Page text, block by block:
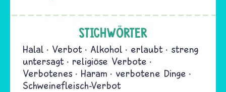
STICHWÖRTER
Halal Verbot Alkohol erlaubt
streng
untersagt
religiöse Verbote
Verbotenes
Haram
verbotene Dinge
Schweinefleisch-Verbot